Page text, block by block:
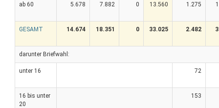
ab 60 5.678 7.882 0 13.560 1.275
GESAMT 14.674 18.351 0 33.025 2.482
darunter Briefwahl:
unter 16 72
16 bis unter
20
153